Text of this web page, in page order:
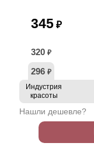
345 ₽
320 ₽
296 ₽
Индустрия
красоты
Нашли дешевле?